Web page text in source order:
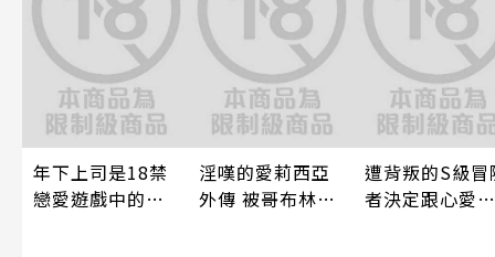
年下上司是18禁
戀愛遊戲中的我
淫嘆的愛莉西亞
外傳 被哥布林帝
遭背叛的S級冒
者決定跟心愛的